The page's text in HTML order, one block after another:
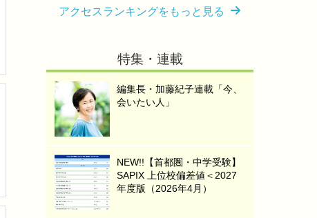
アクセスランキングをもっと見る
特集・連載
編集長・加藤紀子連載「今、
会いたい人」
NEW!!【首都圏・中学受験】
SAPIX 上位校偏差値＜2027
年度版（2026年4月）